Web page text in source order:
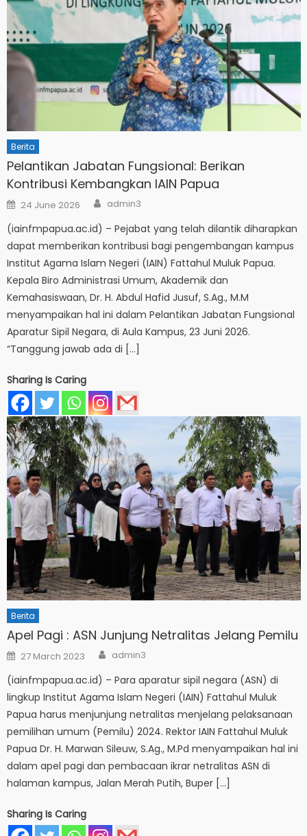
Berita
Pelantikan Jabatan Fungsional: Berikan
Kontribusi Kembangkan IAIN Papua
Posted
on
24 June 2026 Author
admin3
(iainfmpapua.ac.id) – Pejabat yang telah dilantik diharapkan
dapat memberikan kontribusi bagi pengembangan kampus
Institut Agama Islam Negeri (IAIN) Fattahul Muluk Papua.
Kepala Biro Administrasi Umum, Akademik dan
Kemahasiswaan, Dr. H. Abdul Hafid Jusuf, S.Ag., M.M
menyampaikan hal ini dalam Pelantikan Jabatan Fungsional
Aparatur Sipil Negara, di Aula Kampus, 23 Juni 2026.
“Tanggung jawab ada di […]
Sharing Is Caring
Berita
Apel Pagi : ASN Junjung Netralitas Jelang Pemilu
Posted
on
27 March 2023 Author
admin3
(iainfmpapua.ac.id) – Para aparatur sipil negara (ASN) di
lingkup Institut Agama Islam Negeri (IAIN) Fattahul Muluk
Papua harus menjunjung netralitas menjelang pelaksanaan
pemilihan umum (Pemilu) 2024. Rektor IAIN Fattahul Muluk
Papua Dr. H. Marwan Sileuw, S.Ag., M.Pd menyampaikan hal ini
dalam apel pagi dan pembacaan ikrar netralitas ASN di
halaman kampus, Jalan Merah Putih, Buper […]
Sharing Is Caring